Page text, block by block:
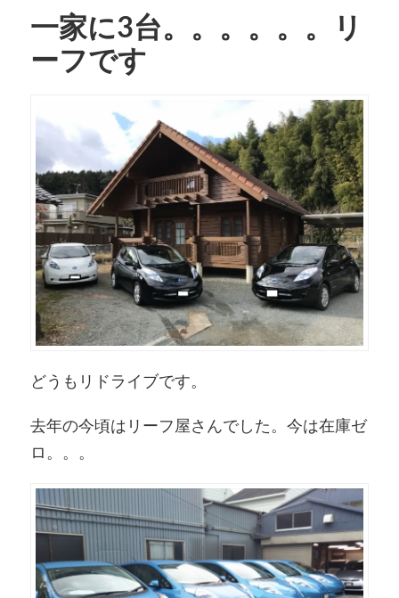
一家に3台。。。。。。リ
ーフです
どうもリドライブです。
去年の今頃はリーフ屋さんでした。今は在庫ゼ
ロ。。。